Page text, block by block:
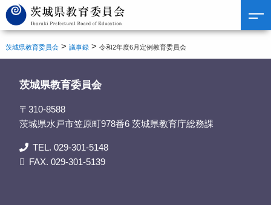
茨城県教育委員会 >議事録 >令和2年度6月定例教育委員会
茨城県教育委員会
〒310-8588
茨城県水戸市笠原町978番6 茨城県教育庁総務課
TEL. 029-301-5148
FAX. 029-301-5139